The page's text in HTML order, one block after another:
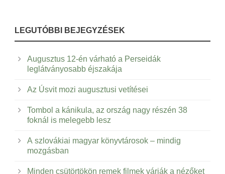
LEGUTÓBBI BEJEGYZÉSEK
Augusztus 12-én várható a Perseidák
leglátványosabb éjszakája
Az Úsvit mozi augusztusi vetítései
Tombol a kánikula, az ország nagy részén 38
foknál is melegebb lesz
A szlovákiai magyar könyvtárosok – mindig
mozgásban
Minden csütörtökön remek filmek várják a nézőket